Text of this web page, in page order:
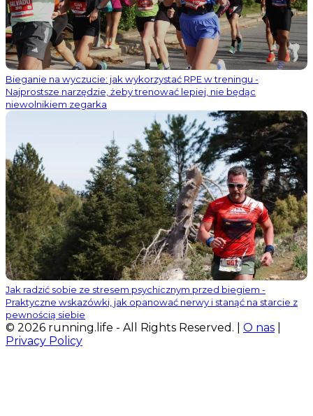
Bieganie na wyczucie: jak wykorzystać RPE w treningu -
Najprostsze narzędzie, żeby trenować lepiej, nie będąc
niewolnikiem zegarka
Jak radzić sobie ze stresem psychicznym przed biegiem -
Praktyczne wskazówki, jak opanować nerwy i stanąć na starcie z
pewnością siebie
© 2026 running.life - All Rights Reserved. | O nas
Privacy Policy